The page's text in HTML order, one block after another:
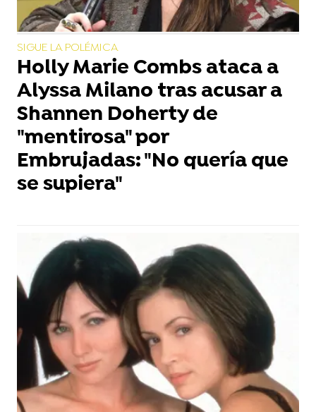
SIGUE LA POLÉMICA
Holly Marie Combs ataca a
Alyssa Milano tras acusar a
Shannen Doherty de
"mentirosa" por
Embrujadas: "No quería que
se supiera"